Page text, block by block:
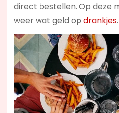
direct bestellen. Op deze
weer wat geld op drankjes.